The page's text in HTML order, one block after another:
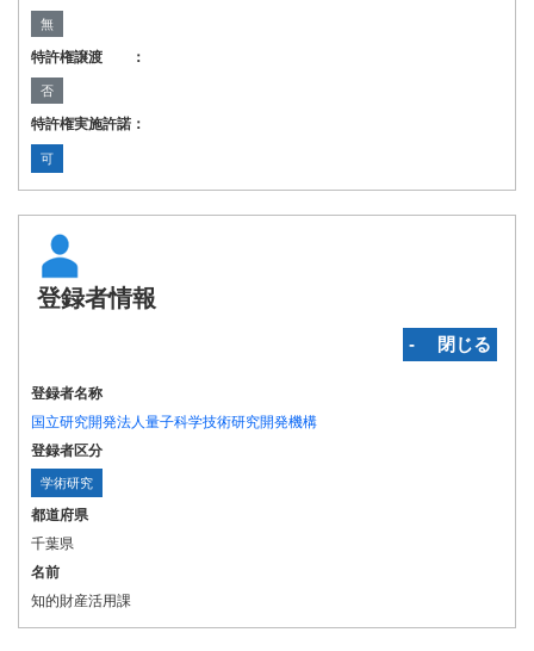
無
特許権譲渡 ：
否
特許権実施許諾：
可
登録者情報
‐ 閉じる
登録者名称
国立研究開発法人量子科学技術研究開発機構
登録者区分
学術研究
都道府県
千葉県
名前
知的財産活用課